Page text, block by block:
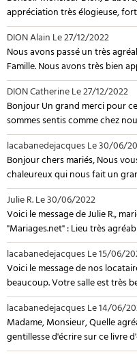
appréciation très élogieuse,
DION AlainLe 27/12/2022
Nous avons passé un très
Famille. Nous avons très bien
DION CatherineLe 27/12/2022
Bonjour Un grand merci pour
sommes sentis comme chez
lacabanedejacquesLe 30/06/
Bonjour chers mariés, Nous
chaleureux qui nous fait un
Julie R.Le 30/06/2022
Voici le message de Julie R.,
"Mariages.net" : Lieu très
lacabanedejacquesLe 15/06/
Voici le message de nos
beaucoup. Votre salle est très
lacabanedejacquesLe 14/06/
Madame, Monsieur, Quelle
gentillesse d'écrire sur ce livre